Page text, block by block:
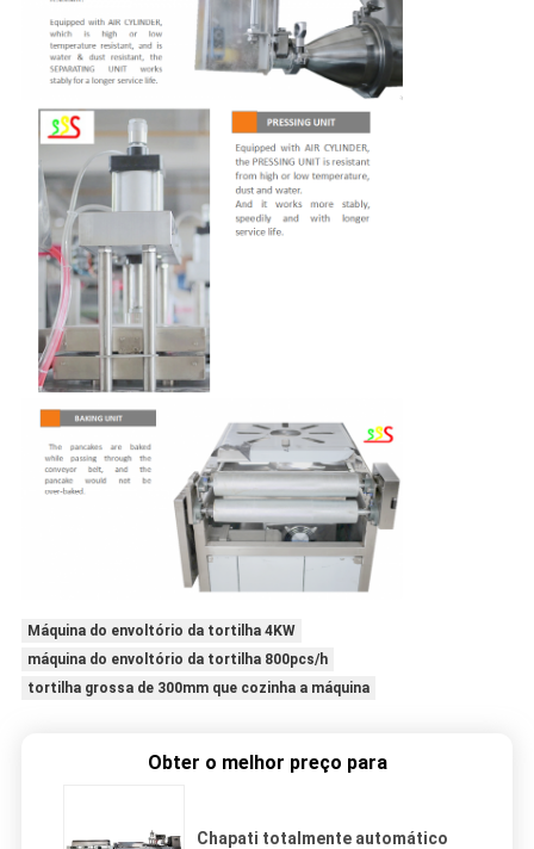
Máquina do envoltório da tortilha 4KW
máquina do envoltório da tortilha 800pcs/h
tortilha grossa de 300mm que cozinha a máquina
Obter o melhor preço para
Chapati totalmente automático